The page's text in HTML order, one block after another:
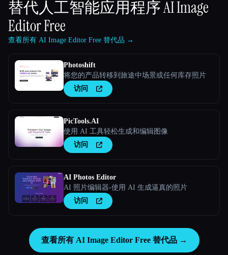
替代人工智能应用程序AI Image
Editor Free
查看所有 AI Image Editor Free 替代品 →
Photoshift
将您的产品转移到旅途中场景或任何库存照片
访问
PicTools.AI
使用 AI 工具轻松生成和编辑图像
访问
AI Photos Editor
AI 照片编辑器-使用 AI 生成逼真的照片
访问
查看所有 AI Image Editor Free 替代品 →